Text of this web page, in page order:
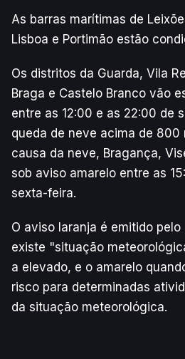
As barras marítimas de
Lisboa e Portimão estão
Os distritos da Guarda, Vila
Braga e Castelo Branco vão
entre as 12:00 e as 22:00 de
queda de neve acima de 800
causa da neve, Bragança,
sob aviso amarelo entre as
sexta-feira.
O aviso laranja é emitido pelo
existe "situação
a elevado, e o amarelo
risco para determinadas
da situação meteorológica.